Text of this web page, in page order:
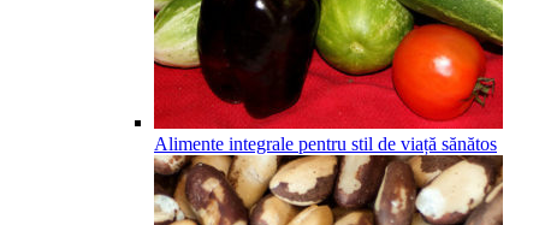
Alimente integrale pentru stil de viață sănătos